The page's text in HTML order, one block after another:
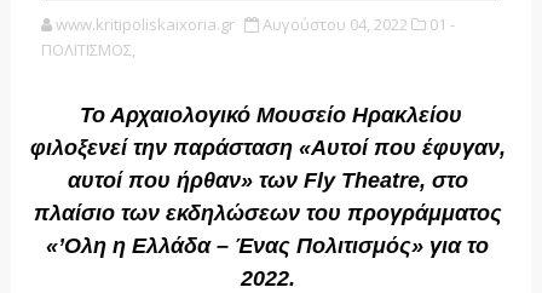
www.kritipoliskaixoria.gr Αυγούστου 04, 2022
01 -
ΠΟΛΙΤΙΣΜΟΣ,
Το Αρχαιολογικό Μουσείο Ηρακλείου
φιλοξενεί την παράσταση «Αυτοί που έφυγαν,
αυτοί που ήρθαν» των Fly Theatre, στο
πλαίσιο των εκδηλώσεων του προγράμματος
«’Ολη η Ελλάδα – Ένας Πολιτισμός» για το
2022.